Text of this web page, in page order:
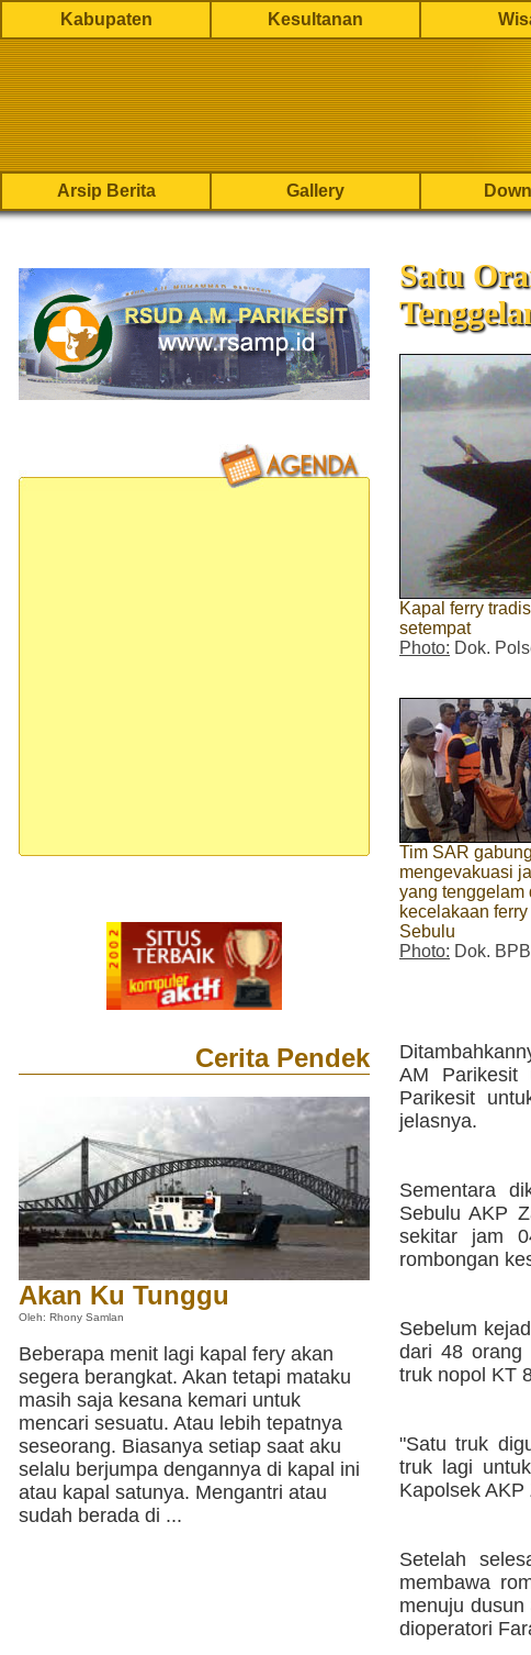
Kabupaten Kesultanan
Arsip Berita Gallery
Cerita Pendek
Akan Ku Tunggu
Oleh: Rhony Samlan
Beberapa menit lagi kapal fery akan
segera berangkat. Akan tetapi mataku
masih saja kesana kemari untuk
mencari sesuatu. Atau lebih tepatnya
seseorang. Biasanya setiap saat aku
selalu berjumpa dengannya di kapal ini
atau kapal satunya. Mengantri atau
sudah berada di ...
Satu
Kapal ferry
setempat
Photo: Dok.
Tim SAR
mengevakuasi
yang tenggelam
kecelakaan
Sebulu
Photo: Dok.
AM Parikesit
Parikesit
jelasnya.
Sementara
Sebulu AKP
sekitar jam
rombongan
Sebelum
dari 48 orang
truk nopol KT
"Satu truk
truk lagi
Kapolsek
Setelah
membawa
menuju
dioperatori